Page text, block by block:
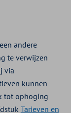
andere
te verwijzen
via
kunnen
tot ophoging
Tarieven en